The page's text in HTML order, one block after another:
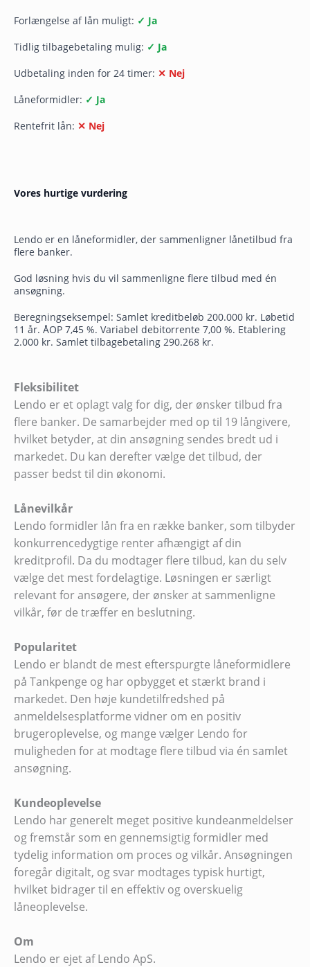
Forlængelse af lån muligt: ✓ Ja
Tidlig tilbagebetaling mulig: ✓ Ja
Udbetaling inden for 24 timer: ✕ Nej
Låneformidler: ✓ Ja
Rentefrit lån: ✕ Nej
Vores hurtige vurdering
Lendo er en låneformidler, der sammenligner lånetilbud fra
flere banker.
God løsning hvis du vil sammenligne flere tilbud med én
ansøgning.
Beregningseksempel: Samlet kreditbeløb 200.000 kr. Løbetid
11 år. ÅOP 7,45 %. Variabel debitorrente 7,00 %. Etablering
2.000 kr. Samlet tilbagebetaling 290.268 kr.
Fleksibilitet
Lendo er et oplagt valg for dig, der ønsker tilbud fra
flere banker. De samarbejder med op til 19 långivere,
hvilket betyder, at din ansøgning sendes bredt ud i
markedet. Du kan derefter vælge det tilbud, der
passer bedst til din økonomi.
Lånevilkår
Lendo formidler lån fra en række banker, som tilbyder
konkurrencedygtige renter afhængigt af din
kreditprofil. Da du modtager flere tilbud, kan du selv
vælge det mest fordelagtige. Løsningen er særligt
relevant for ansøgere, der ønsker at sammenligne
vilkår, før de træffer en beslutning.
Popularitet
Lendo er blandt de mest efterspurgte låneformidlere
på Tankpenge og har opbygget et stærkt brand i
markedet. Den høje kundetilfredshed på
anmeldelsesplatforme vidner om en positiv
brugeroplevelse, og mange vælger Lendo for
muligheden for at modtage flere tilbud via én samlet
ansøgning.
Kundeoplevelse
Lendo har generelt meget positive kundeanmeldelser
og fremstår som en gennemsigtig formidler med
tydelig information om proces og vilkår. Ansøgningen
foregår digitalt, og svar modtages typisk hurtigt,
hvilket bidrager til en effektiv og overskuelig
låneoplevelse.
Om
Lendo er ejet af Lendo ApS.